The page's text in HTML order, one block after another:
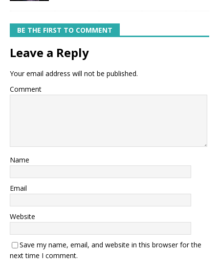
BE THE FIRST TO COMMENT
Leave a Reply
Your email address will not be published.
Comment
Name
Email
Website
Save my name, email, and website in this browser for the
next time I comment.